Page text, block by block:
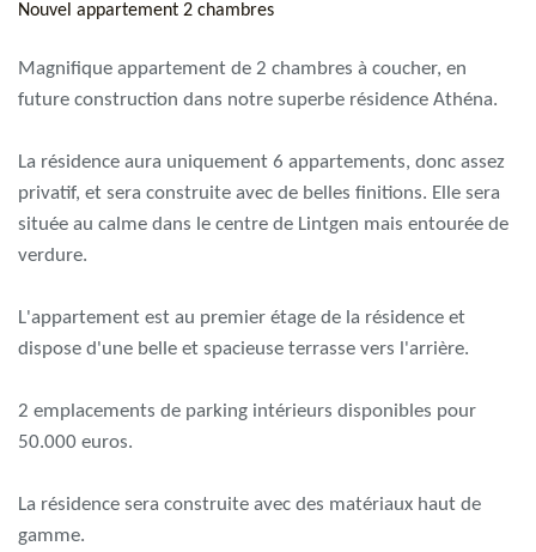
Nouvel appartement 2 chambres
Magnifique appartement de 2 chambres à coucher, en
future construction dans notre superbe résidence Athéna.
La résidence aura uniquement 6 appartements, donc assez
privatif, et sera construite avec de belles finitions. Elle sera
située au calme dans le centre de Lintgen mais entourée de
verdure.
L'appartement est au premier étage de la résidence et
dispose d'une belle et spacieuse terrasse vers l'arrière.
2 emplacements de parking intérieurs disponibles pour
50.000 euros.
La résidence sera construite avec des matériaux haut de
gamme.